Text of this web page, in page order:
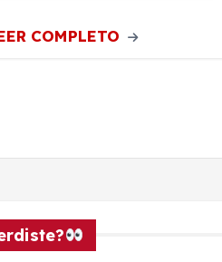
COMPLETO